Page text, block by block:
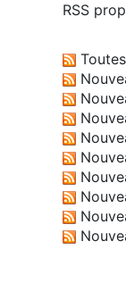
RSS